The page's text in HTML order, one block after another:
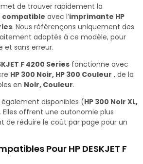
de trouver rapidement la
compatible avec l’imprimante HP
. Nous référençons uniquement des
adaptés à ce modèle, pour
et sans erreur.
F 4200 Series fonctionne avec
HP 300 Noir, HP 300 Couleur , de la
en Noir, Couleur.
disponibles (HP 300 Noir XL,
Elles offrent une autonomie plus
de réduire le coût par page pour un
Pour HP DESKJET F